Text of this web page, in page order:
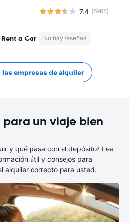
7.4 (6965)
a Car No hay reseñas
empresas de alquiler
para un viaje bien
y qué pasa con el depósito? Lea
útil y consejos para
alquiler correcto para usted.